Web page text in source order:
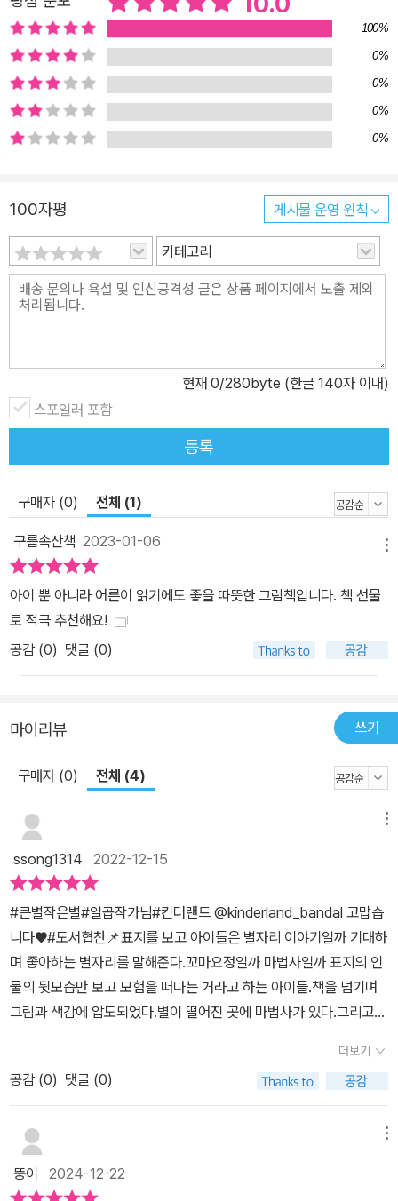
님.” 시간이 흘러 아이는 성장하고, 친구가 생기고, 바깥 세상으로 나
가고 싶어합니다. 그런 아이를 큰별은 이해합니다. 아이가 떠나도, 큰
별은 아이의 빈자리를 지켜주지요. 보고 싶을 때면 둘의 추억을 떠올
려보기도 합니다. 어느 날, 저 멀리 도시의 불빛이 내가 선 하늘의 별
보다 반짝여 보입니다. 큰별이 떠나도 큰별의 자리는 남아있습니다.
작은 우주 같은 아이의 집에 간 마법사는, 아이의 세상을 지키기 위해
조금 무뚝뚝하고 표현은 없지만, 묵직한 사랑을 주고 있다고 생각하
고, 엄마는 아이의 세세한 것들을 살피며 보살핀다고 생각하지요. 하
지만 꼭 그렇지는 않지요. 그 반대가 될 수도 있고요. 표현의 정도에
따라 다를 뿐, 우리가 모르지 않는 마음입니다. ‘큰별’의 사랑으로 자
란 아이도 훗날 누군가에게 ‘큰별’이 되겠지요. 보이지 않아도 사랑이
100%
0%
0%
0%
0%
100자평 게시물 운영 원칙
카테고리
현재 0/280byte (한글 140자 이내)
스포일러 포함
등록
구매자 (0) 전체 (1)
구름속산책 2023-01-06
아이 뿐 아니라 어른이 읽기에도 좋을 따뜻한 그림책입니다. 책 선물
로 적극 추천해요!
공감 (0) 댓글 (0)
마이리뷰 쓰기
구매자 (0) 전체 (4)
ssong1314 2022-12-15
#큰별작은별#일곱작가님#킨더랜드 @kinderland_bandal 고맙습
니다♥#도서협찬📌표지를 보고 아이들은 별자리 이야기일까 기대하
며 좋아하는 별자리를 말해준다.꼬마요정일까 마법사일까 표지의 인
물의 뒷모습만 보고 모험을 떠나는 거라고 하는 아이들.책을 넘기며
그림과 색감에 압도되었다.별이 떨어진 곳에 마법사가 있다.그리고
같은 곳을 바라보는 두 사람.모든 순간을 함께하는 모습에 코 끝 찡하
고,우리아이들 아기 때 생각이 나서 또 추억여행 하게 된다.꿈같은 시
간을 보내는 두 사람.시간이 흐르고...아이는 빠르게 자라고 큰별 아닌
친구도 생긴다.혼자 있는 시간이 많아진 큰별의 모습은 지금 내모습
된다.큰별 작은별.푸른빛 도는 까만 면지부터 색감에 빠지고,익숙한
더보기
공감 (0) 댓글 (0)
뚱이 2024-12-22